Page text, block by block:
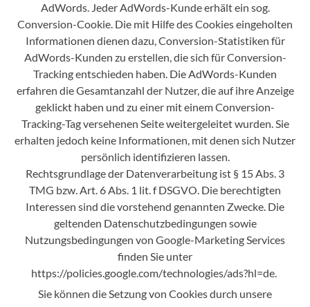
AdWords. Jeder AdWords-Kunde erhält ein sog.
Conversion-Cookie. Die mit Hilfe des Cookies eingeholten
Informationen dienen dazu, Conversion-Statistiken für
AdWords-Kunden zu erstellen, die sich für Conversion-
Tracking entschieden haben. Die AdWords-Kunden
erfahren die Gesamtanzahl der Nutzer, die auf ihre Anzeige
geklickt haben und zu einer mit einem Conversion-
Tracking-Tag versehenen Seite weitergeleitet wurden. Sie
erhalten jedoch keine Informationen, mit denen sich Nutzer
persönlich identifizieren lassen.
Rechtsgrundlage der Datenverarbeitung ist § 15 Abs. 3
TMG bzw. Art. 6 Abs. 1 lit. f DSGVO. Die berechtigten
Interessen sind die vorstehend genannten Zwecke. Die
geltenden Datenschutzbedingungen sowie
Nutzungsbedingungen von Google-Marketing Services
finden Sie unter
https://policies.google.com/technologies/ads?hl=de.
Sie können die Setzung von Cookies durch unsere